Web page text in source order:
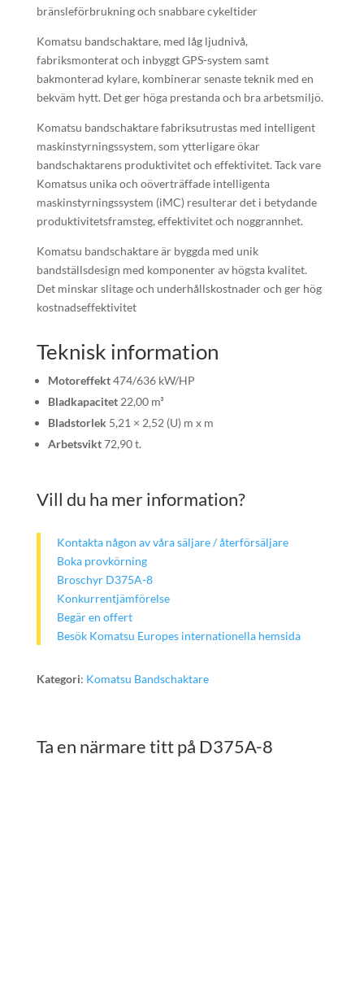
bränsleförbrukning och snabbare cykeltider
Komatsu bandschaktare, med låg ljudnivå,
fabriksmonterat och inbyggt GPS-system samt
bakmonterad kylare, kombinerar senaste teknik med en
bekväm hytt. Det ger höga prestanda och bra arbetsmiljö.
Komatsu bandschaktare fabriksutrustas med intelligent
maskinstyrningssystem, som ytterligare ökar
bandschaktarens produktivitet och effektivitet. Tack vare
Komatsus unika och oöverträffade intelligenta
maskinstyrningssystem (iMC) resulterar det i betydande
produktivitetsframsteg, effektivitet och noggrannhet.
Komatsu bandschaktare är byggda med unik
bandställsdesign med komponenter av högsta kvalitet.
Det minskar slitage och underhållskostnader och ger hög
kostnadseffektivitet
Teknisk information
Motoreffekt474/636 kW/HP
Bladkapacitet22,00 m³
Bladstorlek 5,21 × 2,52 (U) m x m
Arbetsvikt72,90 t.
Vill du ha mer information?
Kontakta någon av våra säljare / återförsäljare
Boka provkörning
Broschyr D375A-8
Konkurrentjämförelse
Begär en offert
Besök Komatsu Europes internationella hemsida
Kategori: Komatsu Bandschaktare
Ta en närmare titt på D375A-8